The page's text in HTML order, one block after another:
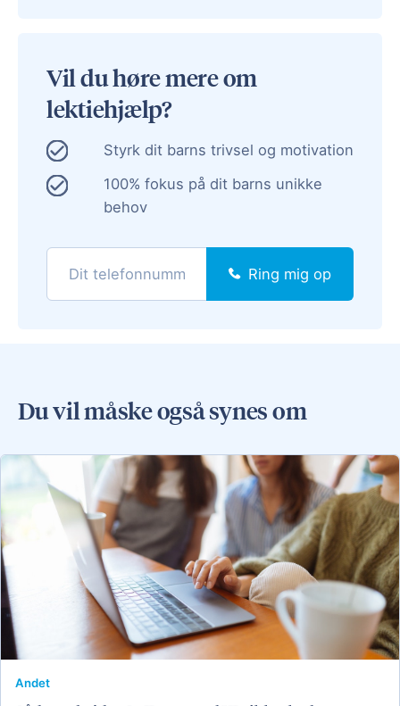
Vil du høre mere om
lektiehjælp?
Styrk dit barns trivsel og motivation
100% fokus på dit barns unikke
behov
Ring mig op
Du vil måske også synes om
Andet